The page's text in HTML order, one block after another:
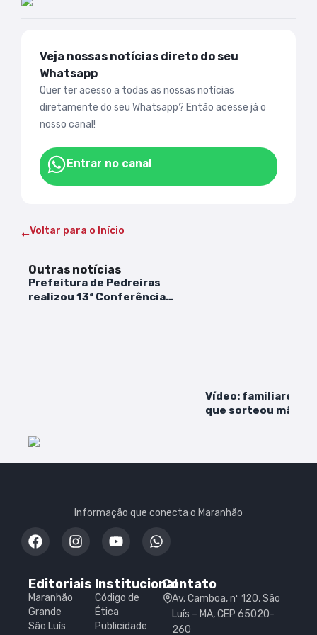
Veja nossas notícias direto do seu
Whatsapp
Quer ter acesso a todas as nossas notícias
diretamente do seu Whatsapp? Então acesse já o
nosso canal!
Entrar no canal
Voltar para o Início
Outras notícias
Prefeitura de Pedreiras
realizou 13ª Conferência
Vídeo: familiares
que sorteou mãe
Informação que conecta o Maranhão
Editoriais
Maranhão
Grande
São Luís
Institucional
Código de
Ética
Publicidade
Contato
Av. Camboa, nº 120, São
Luís – MA, CEP 65020-
260